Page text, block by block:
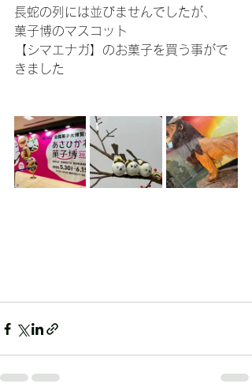
長蛇の列には並びませんでしたが、
菓子博のマスコット
【シマエナガ】のお菓子を買う事がで
きました